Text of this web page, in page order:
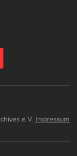
e.V. Impressum